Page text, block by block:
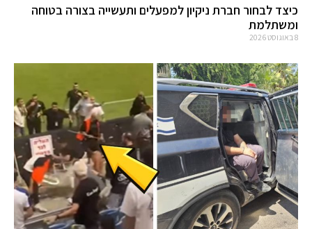
כיצד לבחור חברת ניקיון למפעלים ותעשייה בצורה בטוחה
ומשתלמת
8 באוגוסט 2026